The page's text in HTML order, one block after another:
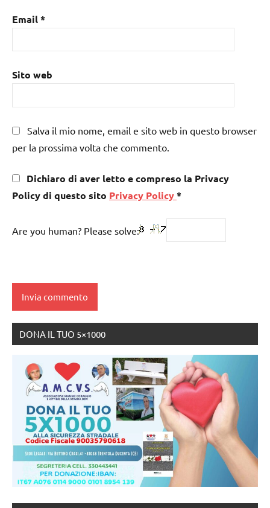
Email*
Sito web
Salva il mio nome, email e sito web in questo browser
per la prossima volta che commento.
Dichiaro di aver letto e compreso la Privacy
Policy di questo sito Privacy Policy*
Are you human? Please solve:
DONA IL TUO 5×1000